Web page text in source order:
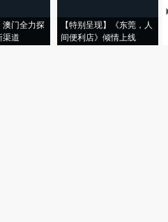
澳门全力探
渠道
【特别呈现】《东莞，人
间便利店》倾情上线